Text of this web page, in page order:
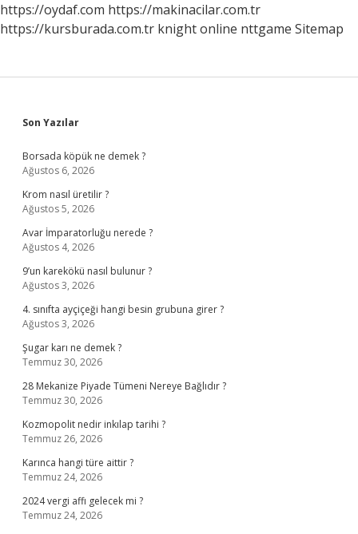
https://oydaf.com https://makinacilar.com.tr
https://kursburada.com.tr knight online nttgame Sitemap
Sidebar
Son Yazılar
Borsada köpük ne demek ?
Ağustos 6, 2026
Krom nasıl üretilir ?
Ağustos 5, 2026
Avar İmparatorluğu nerede ?
Ağustos 4, 2026
9’un karekökü nasıl bulunur ?
Ağustos 3, 2026
4. sınıfta ayçiçeği hangi besin grubuna girer ?
Ağustos 3, 2026
Şugar karı ne demek ?
Temmuz 30, 2026
28 Mekanize Piyade Tümeni Nereye Bağlıdır ?
Temmuz 30, 2026
Kozmopolit nedir inkılap tarihi ?
Temmuz 26, 2026
Karınca hangi türe aittir ?
Temmuz 24, 2026
2024 vergi affı gelecek mi ?
Temmuz 24, 2026